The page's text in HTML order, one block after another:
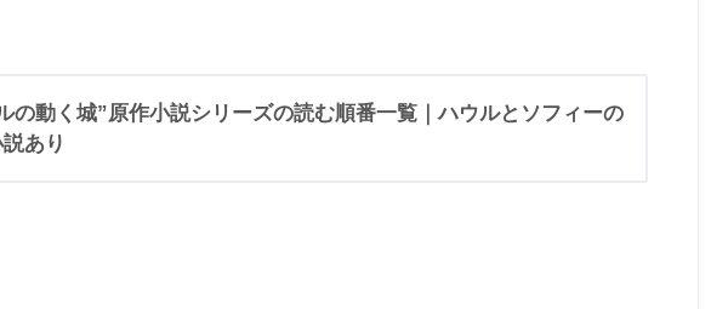
の動く城”原作小説シリーズの読む順番一覧｜ハウルとソフィーの
あり